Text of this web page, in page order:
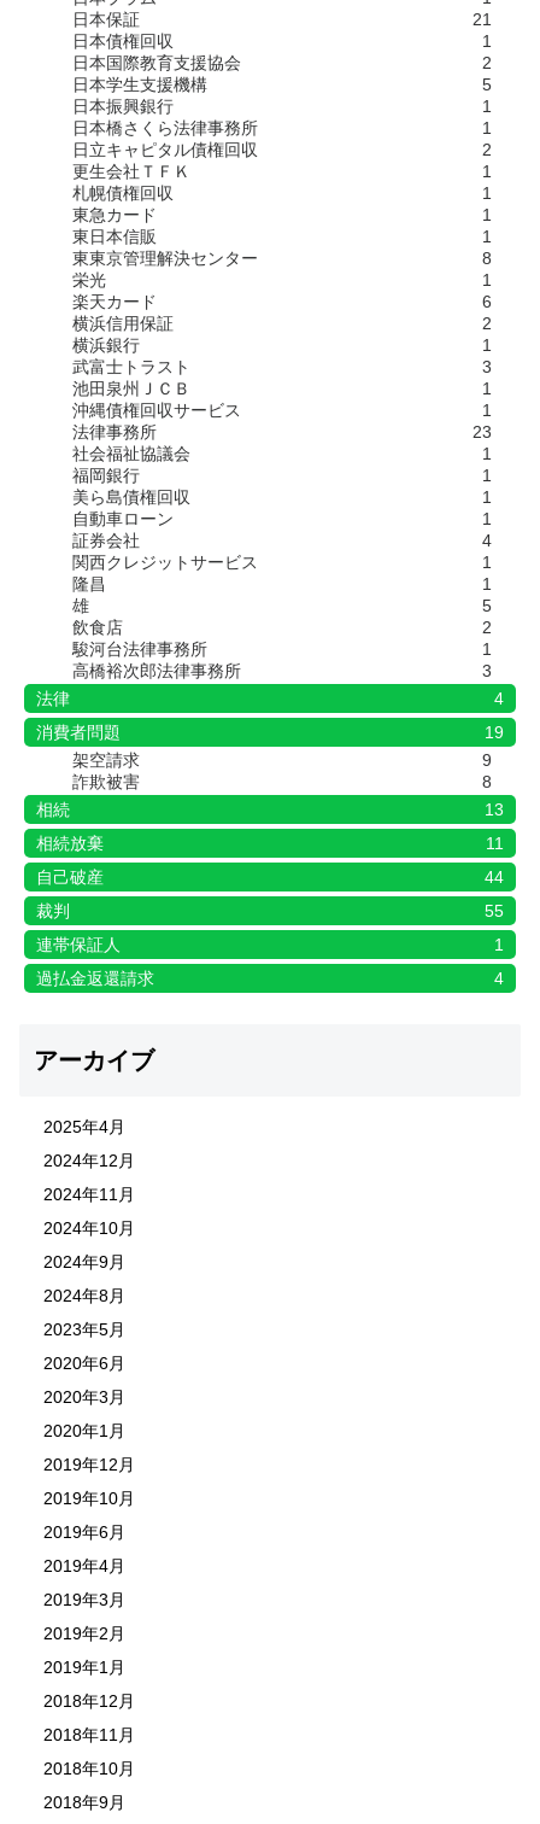
日本保証
21
日本債権回収
1
日本国際教育支援協会
2
日本学生支援機構
5
日本振興銀行
1
日本橋さくら法律事務所
1
日立キャピタル債権回収
2
更生会社ＴＦＫ
1
札幌債権回収
1
東急カード
1
東日本信販
1
東東京管理解決センター
8
栄光
1
楽天カード
6
横浜信用保証
2
横浜銀行
1
武富士トラスト
3
池田泉州ＪＣＢ
1
沖縄債権回収サービス
1
法律事務所
23
社会福祉協議会
1
福岡銀行
1
美ら島債権回収
1
自動車ローン
1
証券会社
4
関西クレジットサービス
1
隆昌
1
雄
5
飲食店
2
駿河台法律事務所
1
高橋裕次郎法律事務所
3
法律
4
消費者問題
19
架空請求
9
詐欺被害
8
相続
13
相続放棄
11
自己破産
44
裁判
55
連帯保証人
1
過払金返還請求
4
アーカイブ
2025年4月
2024年12月
2024年11月
2024年10月
2024年9月
2024年8月
2023年5月
2020年6月
2020年3月
2020年1月
2019年12月
2019年10月
2019年6月
2019年4月
2019年3月
2019年2月
2019年1月
2018年12月
2018年11月
2018年10月
2018年9月